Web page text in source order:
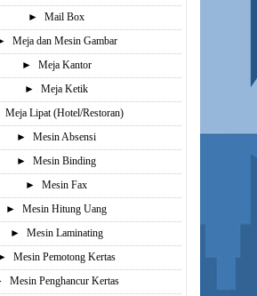
►
Mail Box
Meja dan Mesin Gambar
►
Meja Kantor
►
Meja Ketik
Meja Lipat (Hotel/Restoran)
►
Mesin Absensi
►
Mesin Binding
►
Mesin Fax
►
Mesin Hitung Uang
►
Mesin Laminating
Mesin Pemotong Kertas
Mesin Penghancur Kertas